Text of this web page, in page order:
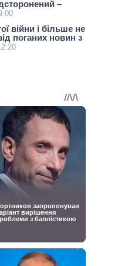
–
війни і більше не
поганих новин з